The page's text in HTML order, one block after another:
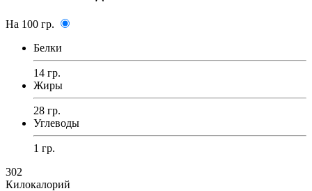
На 100 гр.
Белки
14 гр.
Жиры
28 гр.
Углеводы
1 гр.
302
Килокалорий